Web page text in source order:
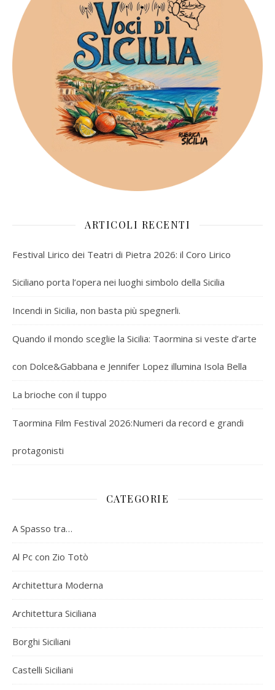
ARTICOLI RECENTI
Festival Lirico dei Teatri di Pietra 2026: il Coro Lirico
Siciliano porta l’opera nei luoghi simbolo della Sicilia
Incendi in Sicilia, non basta più spegnerli.
Quando il mondo sceglie la Sicilia: Taormina si veste d’arte
con Dolce&Gabbana e Jennifer Lopez illumina Isola Bella
La brioche con il tuppo
Taormina Film Festival 2026:Numeri da record e grandi
protagonisti
CATEGORIE
A Spasso tra…
Al Pc con Zio Totò
Architettura Moderna
Architettura Siciliana
Borghi Siciliani
Castelli Siciliani